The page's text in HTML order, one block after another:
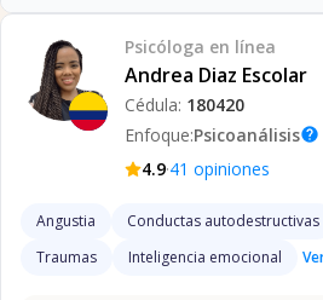
Psicóloga en línea
Andrea Diaz Escolar
Cédula: 180420
Enfoque:Psicoanálisishelp
4.9·41 opiniones
Angustia Conductas autodestructivas
Traumas
Inteligencia emocional